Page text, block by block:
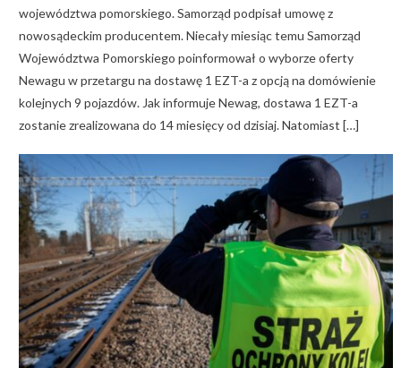
województwa pomorskiego. Samorząd podpisał umowę z
nowosądeckim producentem. Niecały miesiąc temu Samorząd
Województwa Pomorskiego poinformował o wyborze oferty
Newagu w przetargu na dostawę 1 EZT-a z opcją na domówienie
kolejnych 9 pojazdów. Jak informuje Newag, dostawa 1 EZT-a
zostanie zrealizowana do 14 miesięcy od dzisiaj. Natomiast […]